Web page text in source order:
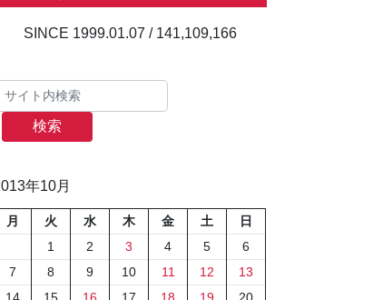
141,109,166
検索
年10月
月 火 水 木 金 土
日
1
2 3 4 5
6
7
8 9 10 11 12
13
14
15 16 17 18 19
20